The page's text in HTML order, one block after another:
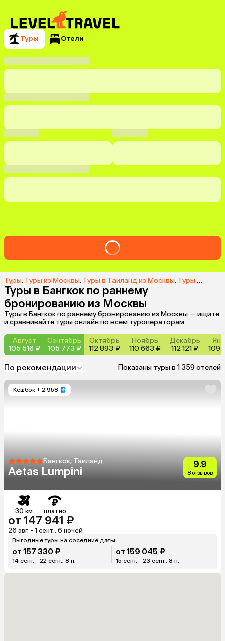
Туры Отели
Туры, Туры из Москвы, Туры в Таиланд из Москвы, Туры в Бангкок из Москвы
Туры в Бангкок по раннему
бронированию из Москвы
Туры в Бангкок по раннему бронированию из Москвы — ищите
и сравнивайте туры онлайн по всем туроператорам.
Август
105 516 ₽
Сентябрь
105 773 ₽
Октябрь
112 893 ₽
Ноябрь
110 663 ₽
Декабрь
112 121 ₽
109
По рекомендации Показаны туры в 1 359 отелей
Кешбэк + 2 958
Бангкок, Таиланд
Aetas Lumpini
9.9
8 отзывов
30 км платно
от 147 941 ₽
26 авг. - 1 сент., 6 ночей
Выгодные туры на соседние даты
от 157 330 ₽
14 сент. - 22 сент., 8 н.
от 159 045 ₽
15 сент. - 23 сент., 8 н.